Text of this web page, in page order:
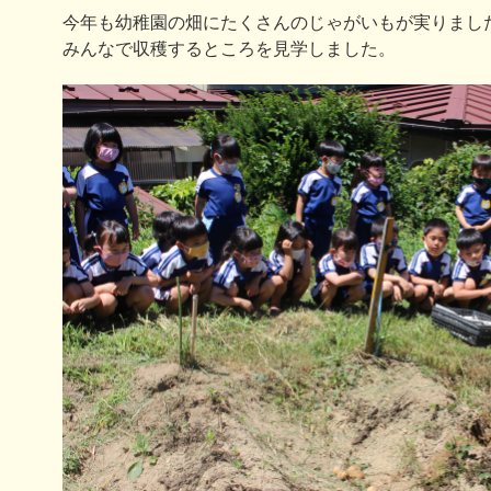
今年も幼稚園の畑にたくさんのじゃがいもが実りまし
みんなで収穫するところを見学しました。